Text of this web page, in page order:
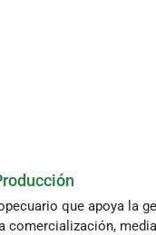
que apoya la
comercialización,